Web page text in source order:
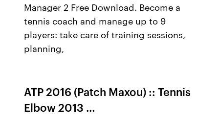
Manager 2 Free Download. Become a
tennis coach and manage up to 9
players: take care of training sessions,
planning,
ATP 2016 (Patch Maxou) :: Tennis
Elbow 2013 …